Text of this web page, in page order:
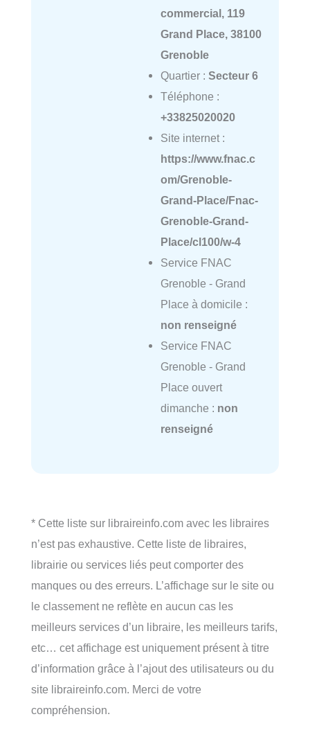
commercial, 119
Grand Place, 38100
Grenoble
Quartier : Secteur 6
Téléphone :
+33825020020
Site internet :
https://www.fnac.c
om/Grenoble-
Grand-Place/Fnac-
Grenoble-Grand-
Place/cl100/w-4
Service FNAC
Grenoble - Grand
Place à domicile :
non renseigné
Service FNAC
Grenoble - Grand
Place ouvert
dimanche : non
renseigné
* Cette liste sur libraireinfo.com avec les libraires
n’est pas exhaustive. Cette liste de libraires,
librairie ou services liés peut comporter des
manques ou des erreurs. L’affichage sur le site ou
le classement ne reflète en aucun cas les
meilleurs services d’un libraire, les meilleurs tarifs,
etc… cet affichage est uniquement présent à titre
d’information grâce à l’ajout des utilisateurs ou du
site libraireinfo.com. Merci de votre
compréhension.